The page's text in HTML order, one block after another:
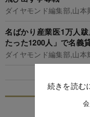
続きを読む
ダイヤモンド編集部,山本
名ばかり産業医1万人
たった1200人」で名義
ダイヤモンド編集部,山本